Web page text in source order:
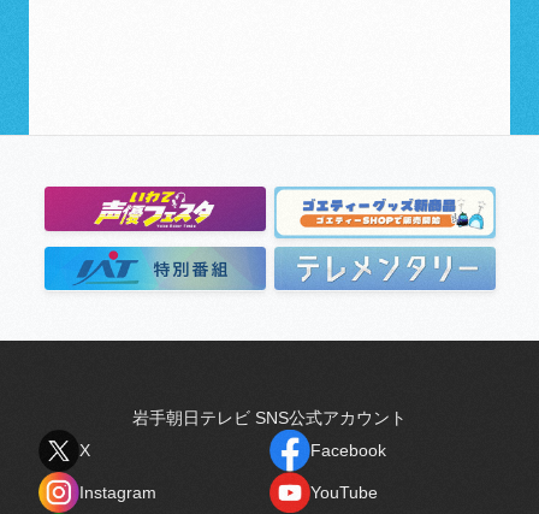
岩手朝日テレビ SNS公式アカウント
X
Facebook
Instagram
YouTube